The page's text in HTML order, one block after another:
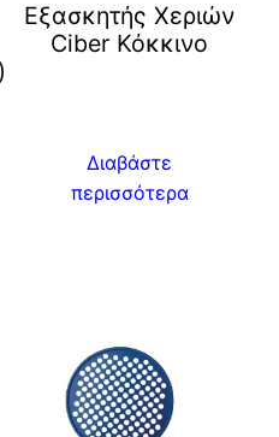
Eξασκητής Χεριών
Ciber Κόκκινο
Διαβάστε
περισσότερα